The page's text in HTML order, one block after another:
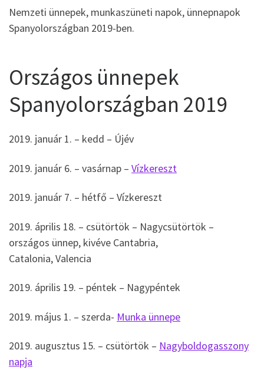
Nemzeti ünnepek, munkaszüneti napok, ünnepnapok
Spanyolországban 2019-ben.
Országos ünnepek
Spanyolországban 2019
2019. január 1. – kedd – Újév
2019. január 6. – vasárnap – Vízkereszt
2019. január 7. – hétfő – Vízkereszt
2019. április 18. – csütörtök – Nagycsütörtök –
országos ünnep, kivéve Cantabria,
Catalonia, Valencia
2019. április 19. – péntek – Nagypéntek
2019. május 1. – szerda- Munka ünnepe
2019. augusztus 15. – csütörtök – Nagyboldogasszony
napja